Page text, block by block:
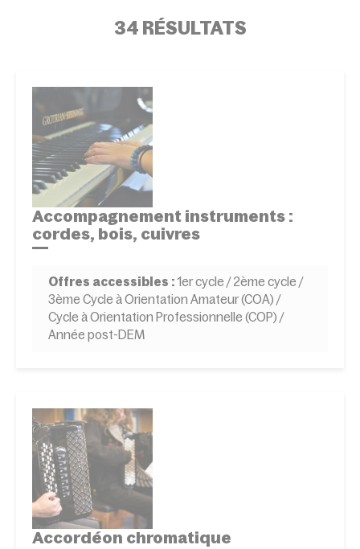
34 RÉSULTATS
Accompagnement instruments :
cordes, bois, cuivres
Offres accessibles : 1er cycle / 2ème cycle /
3ème Cycle à Orientation Amateur (COA) /
Cycle à Orientation Professionnelle (COP) /
Année post-DEM
Accordéon chromatique